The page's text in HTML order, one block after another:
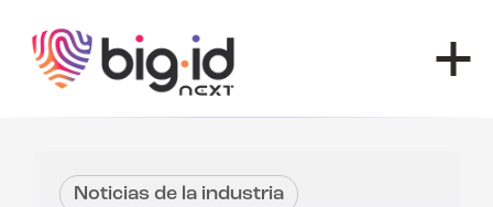
Noticias de la industria